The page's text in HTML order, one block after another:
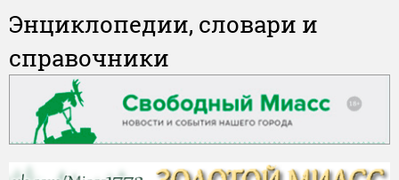
Энциклопедии, словари и
справочники